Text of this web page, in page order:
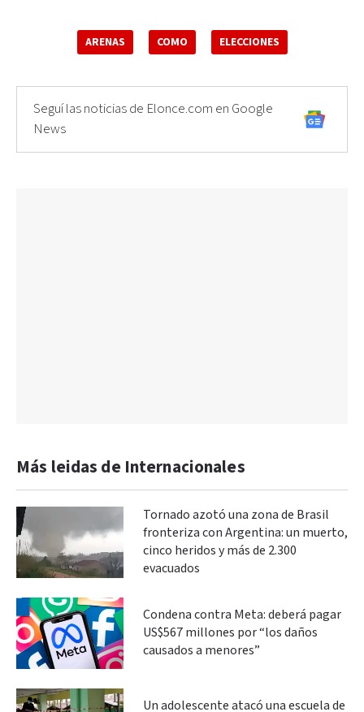
ARENAS COMO ELECCIONES
Seguí las noticias de Elonce.com en Google
News
Más leidas de Internacionales
Tornado azotó una zona de Brasil
fronteriza con Argentina: un muerto,
cinco heridos y más de 2.300
evacuados
Condena contra Meta: deberá pagar
US$567 millones por “los daños
causados a menores”
Un adolescente atacó una escuela de